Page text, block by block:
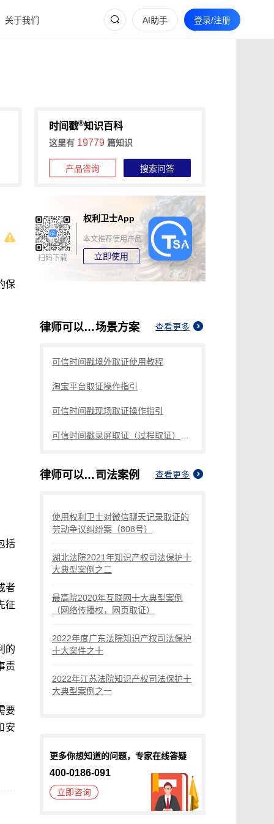
关于我们 AI助手 登录/注册
时间戳®知识百科
这里有 19779 篇知识
产品咨询 搜索问答
保
括
者
征
的
责
要
安
扫码下载
权利卫士App
本文推荐使用产品
立即使用
律师可以对哪种证人调查取证场景方案 查看更多
可信时间戳境外取证使用教程
淘宝平台取证操作指引
可信时间戳现场取证操作指引
律师可以对哪种证人调查取证 司法案例 查看更多
使用权利卫士对微信聊天记录取证的
劳动争议纠纷案（808号）
湖北法院2021年知识产权司法保护十
大典型案例之二
最高院2020年互联网十大典型案例
（网络传播权，网页取证）
2022年度广东法院知识产权司法保护
十大案件之十
2022年江苏法院知识产权司法保护十
大典型案例之一
更多你想知道的问题，专家在线答疑
400-0186-091
立即咨询